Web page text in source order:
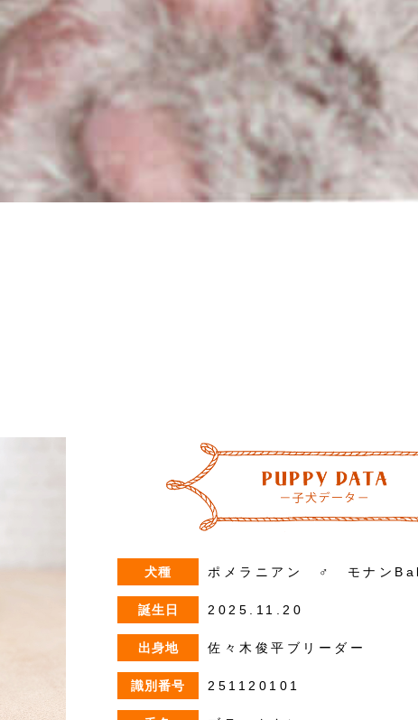
犬種 ポメラニアン ♂ モナン
誕生日 2025.11.20
出身地 佐々木俊平ブリーダー
識別番号 251120101